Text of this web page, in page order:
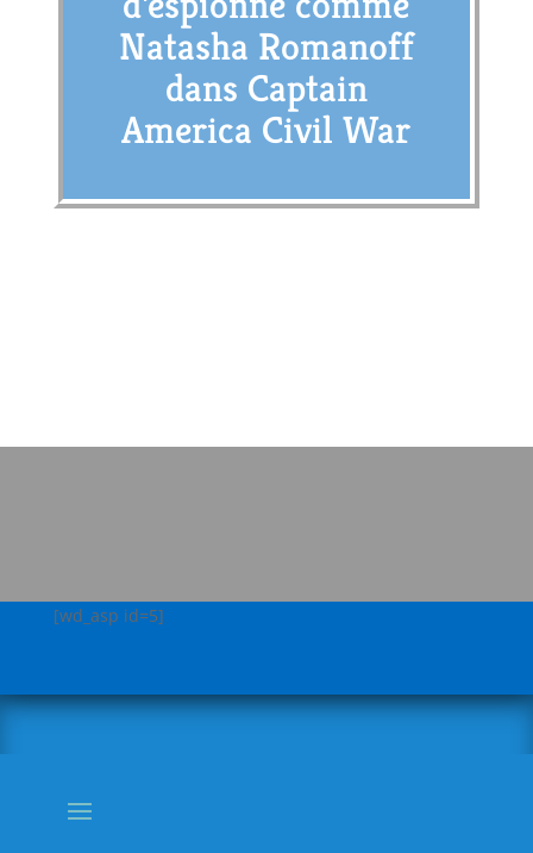
Natasha Romanoff
dans Captain
America Civil War
[wd_asp id=5]